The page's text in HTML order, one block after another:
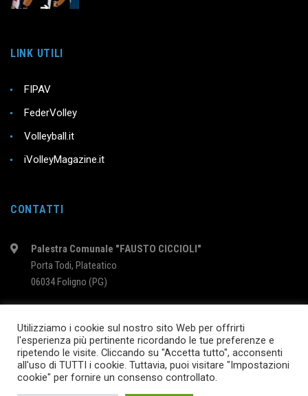
LINK UTILI
FIPAV
FederVolley
Volleyball.it
iVolleyMagazine.it
CONTATTI
Palestra Comunale "FAUSTO CICCIOLI"
Porta Todi, Plateatico
06034 Foligno (PG)
2024 © InterVolleyFoligno.it | P.I. 02895760540
SEGUICI SU
Utilizziamo i cookie sul nostro sito Web per offrirti
l'esperienza più pertinente ricordando le tue preferenze e
ripetendo le visite. Cliccando su "Accetta tutto", acconsenti
all'uso di TUTTI i cookie. Tuttavia, puoi visitare "Impostazioni
cookie" per fornire un consenso controllato.